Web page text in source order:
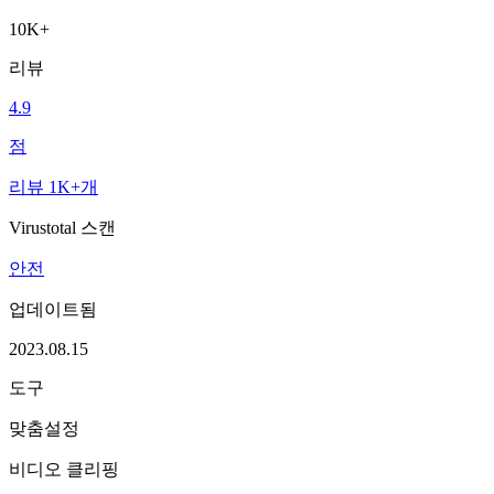
10K+
리뷰
4.9
점
리뷰 1K+개
Virustotal 스캔
안전
업데이트됨
2023.08.15
도구
맞춤설정
비디오 클리핑